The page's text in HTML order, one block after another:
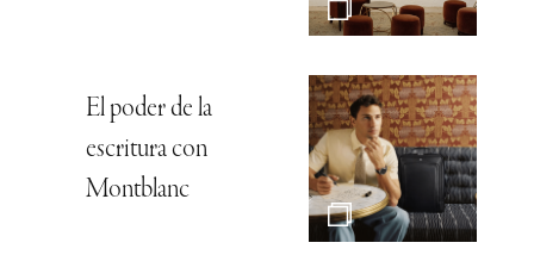
El poder de la
escritura con
Montblanc